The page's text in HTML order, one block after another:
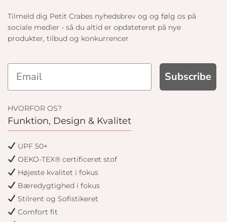
Tilmeld dig Petit Crabes nyhedsbrev og og følg os på
sociale medier - så du altid er opdateteret på nye
produkter, tilbud og konkurrencer
Subscribe
HVORFOR OS?
Funktion, Design & Kvalitet
UPF 50+
OEKO-TEX® certificeret stof
Højeste kvalitet i fokus
Bæredygtighed i fokus
Stilrent og Sofistikeret
Comfort fit